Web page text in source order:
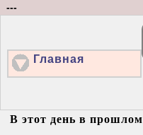
---
Главная
В этот день в прошлом